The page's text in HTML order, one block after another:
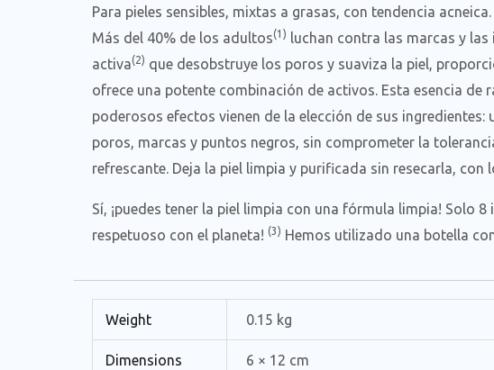
Para pieles sensibles, mixtas a grasas, con tendencia
Más del 40% de los adultos(1) luchan contra las marcas y las
activa(2) que desobstruye los poros y suaviza la piel,
ofrece una potente combinación de activos. Esta esencia
poderosos efectos vienen de la elección de sus
poros, marcas y puntos negros, sin comprometer la
refrescante. Deja la piel limpia y purificada sin resecarla,
Sí, ¡puedes tener la piel limpia con una fórmula limpia! Solo 8
respetuoso con el planeta! (3) Hemos utilizado una botella
Weight 0.15 kg
Dimensions 6 × 12 cm